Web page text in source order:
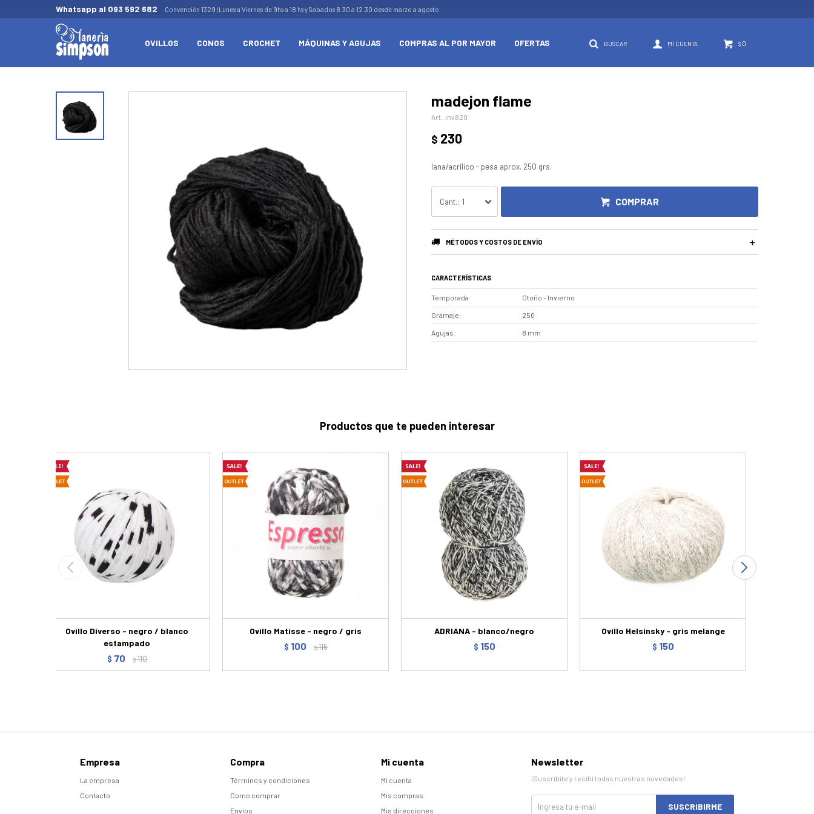
OVILLOS CONOS CROCHET MÁQUINAS Y AGUJAS COMPRAS AL POR MAYOR OFERTAS $ 0
Whatsapp al 093 592 682 Convención 1329 | Lunes a Viernes de 9hs a 18 hs y Sabados 8.30 a 12.30 desde marzo a agosto
madejon flame
inv820
$ 230
lana/acrilico - pesa aprox. 250 grs.
1 COMPRAR
MÉTODOS Y COSTOS DE ENVÍO
CARACTERÍSTICAS
Temporada Otoño - Invierno
Gramaje 250
Agujas 8 mm
Productos que te pueden interesar
Ovillo Diverso - negro / blanco
estampado
$ 70 $110
Ovillo Matisse - negro / gris
$ 100 $115
ADRIANA - blanco/negro
$ 150
Ovillo Helsinsky - gris melange
$ 150
Empresa
La empresa
Contacto
Compra
Términos y condiciones
Como comprar
Envíos
Mi cuenta
Mi cuenta
Mis compras
Mis direcciones
Newsletter
¡Suscribite y recibí todas nuestras novedades!
SUSCRIBIRME